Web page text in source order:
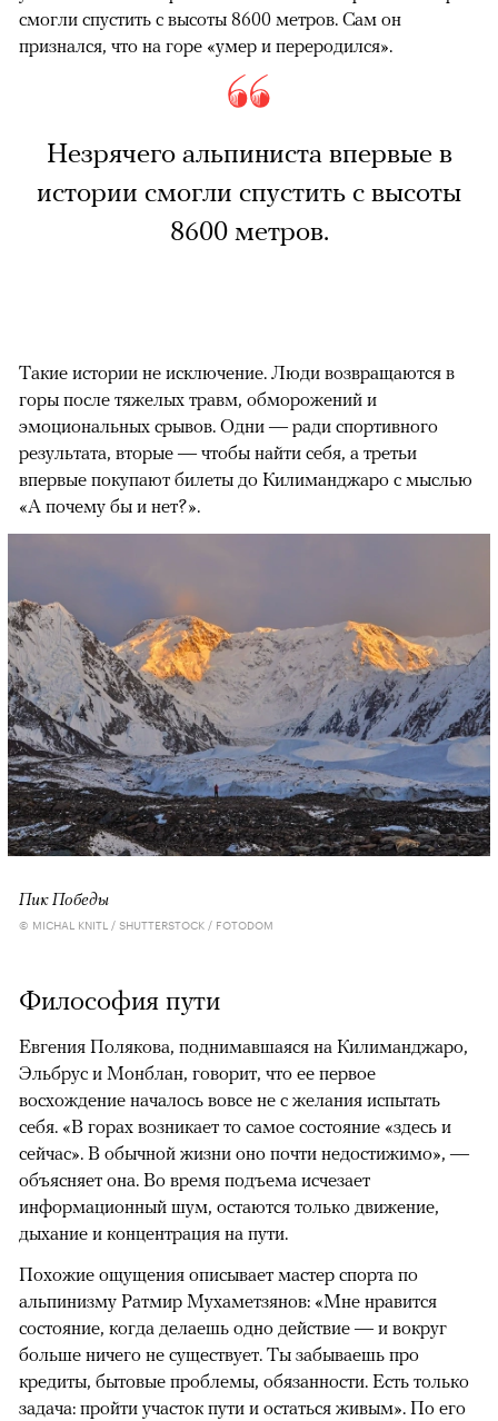
смогли спустить с высоты 8600 метров. Сам он
признался, что на горе «умер и переродился».
Незрячего альпиниста впервые в
истории смогли спустить с высоты
8600 метров.
Такие истории не исключение. Люди возвращаются в
горы после тяжелых травм, обморожений и
эмоциональных срывов. Одни — ради спортивного
результата, вторые — чтобы найти себя, а третьи
впервые покупают билеты до Килиманджаро с мыслью
«А почему бы и нет?».
Пик Победы
© MICHAL KNITL / SHUTTERSTOCK / FOTODOM
Философия пути
Евгения Полякова, поднимавшаяся на Килиманджаро,
Эльбрус и Монблан, говорит, что ее первое
восхождение началось вовсе не с желания испытать
себя. «В горах возникает то самое состояние «здесь и
сейчас». В обычной жизни оно почти недостижимо», —
объясняет она. Во время подъема исчезает
информационный шум, остаются только движение,
дыхание и концентрация на пути.
Похожие ощущения описывает мастер спорта по
альпинизму Ратмир Мухаметзянов: «Мне нравится
состояние, когда делаешь одно действие — и вокруг
больше ничего не существует. Ты забываешь про
кредиты, бытовые проблемы, обязанности. Есть только
задача: пройти участок пути и остаться живым». По его